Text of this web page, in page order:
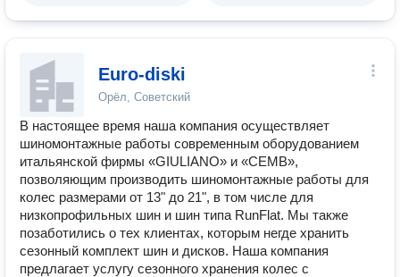
Euro-diski
Орёл, Советский
В настоящее время наша компания осуществляет
шиномонтажные работы современным оборудованием
итальянской фирмы «GIULIANO» и «CEMB»,
позволяющим производить шиномонтажные работы для
колес размерами от 13" до 21", в том числе для
низкопрофильных шин и шин типа RunFlat. Мы также
позаботились о тех клиентах, которым негде хранить
сезонный комплект шин и дисков. Наша компания
предлагает услугу сезонного хранения колес с